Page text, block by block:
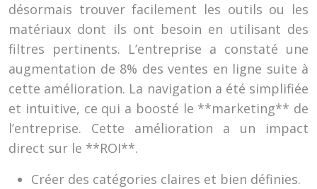
désormais trouver facilement les outils ou les
matériaux dont ils ont besoin en utilisant des
filtres pertinents. L’entreprise a constaté une
augmentation de 8% des ventes en ligne suite à
cette amélioration. La navigation a été simplifiée
et intuitive, ce qui a boosté le **marketing** de
l’entreprise. Cette amélioration a un impact
direct sur le **ROI**.
Créer des catégories claires et bien définies.